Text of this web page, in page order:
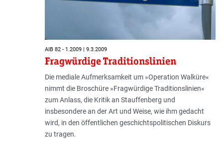
AIB 82 - 1.2009 | 9.3.2009
Fragwürdige Traditionslinien
Die mediale Aufmerksamkeit um »Operation Walküre«
nimmt die Broschüre »Fragwürdige Traditionslinien«
zum Anlass, die Kritik an Stauffenberg und
insbesondere an der Art und Weise, wie ihm gedacht
wird, in den öffentlichen geschichtspolitischen Diskurs
zu tragen.